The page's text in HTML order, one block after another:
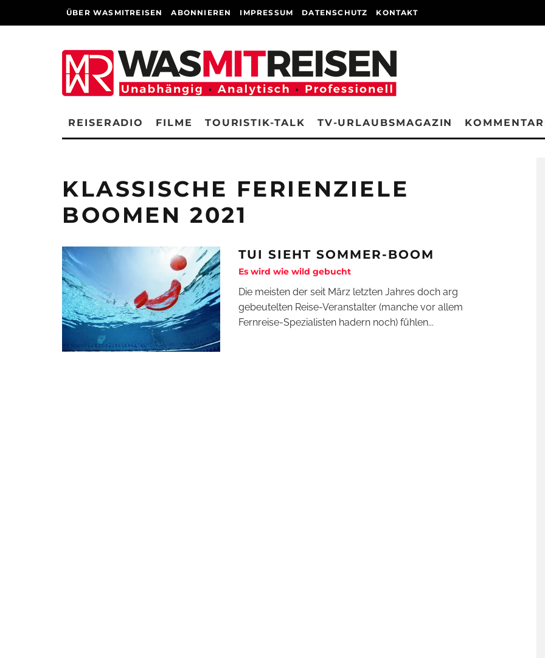
ÜBER WASMITREISEN ABONNIEREN IMPRESSUM DATENSCHUTZ KONTAKT
REISERADIO FILME TOURISTIK-TALK TV-URLAUBSMAGAZIN
KLASSISCHE FERIENZIELE
BOOMEN 2021
TUI SIEHT SOMMER-BOOM
Es wird wie wild gebucht
Die meisten der seit März letzten Jahres doch arg
gebeutelten Reise-Veranstalter (manche vor allem
Fernreise-Spezialisten hadern noch) fühlen...